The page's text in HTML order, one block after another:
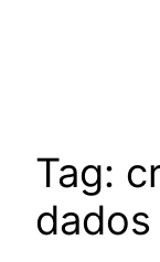
Tag:
dados